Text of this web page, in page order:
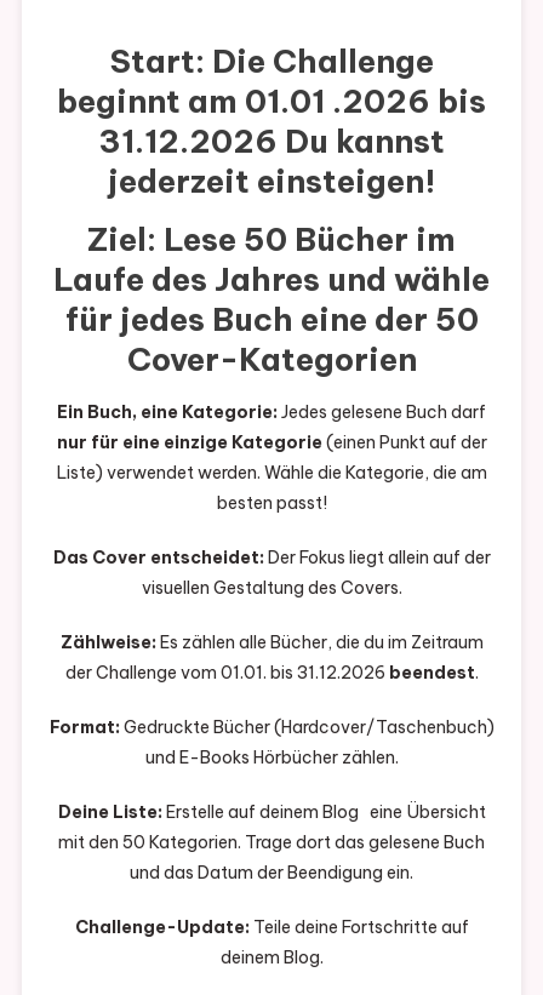
Start: Die Challenge
beginnt am 01.01 .2026 bis
31.12.2026 Du kannst
jederzeit einsteigen!
Ziel: Lese 50 Bücher im
Laufe des Jahres und wähle
für jedes Buch eine der 50
Cover-Kategorien
Ein Buch, eine Kategorie: Jedes gelesene Buch darf
nur für eine einzige Kategorie(einen Punkt auf der
Liste) verwendet werden. Wähle die Kategorie, die am
besten passt!
Das Cover entscheidet: Der Fokus liegt allein auf der
visuellen Gestaltung des Covers.
Zählweise: Es zählen alle Bücher, die du im Zeitraum
der Challenge vom 01.01. bis 31.12.2026 beendest.
Format: Gedruckte Bücher (Hardcover/Taschenbuch)
und E-Books Hörbücher zählen.
Deine Liste: Erstelle auf deinem Blog eine Übersicht
mit den 50 Kategorien. Trage dort das gelesene Buch
und das Datum der Beendigung ein.
Challenge-Update: Teile deine Fortschritte auf
deinem Blog.